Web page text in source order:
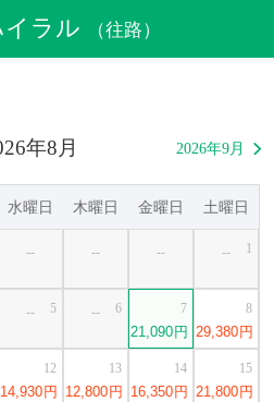
空券
イラル （往路）
年8月 2026年9月 
水曜日 木曜日 金曜日 土曜日
-- -- -- -- 1
-- 5 -- 6
21,090 円
7
29,380 円
8
14,930円
12
12,800円
13
16,350円
14
21,800円
15